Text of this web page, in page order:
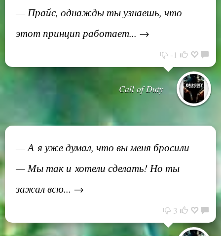
— Прайс, однажды ты узнаешь, что
этот принцип работает... →
-1
Call of Duty
— А я уже думал, что вы меня бросили
— Мы так и хотели сделать! Но ты
зажал всю... →
3